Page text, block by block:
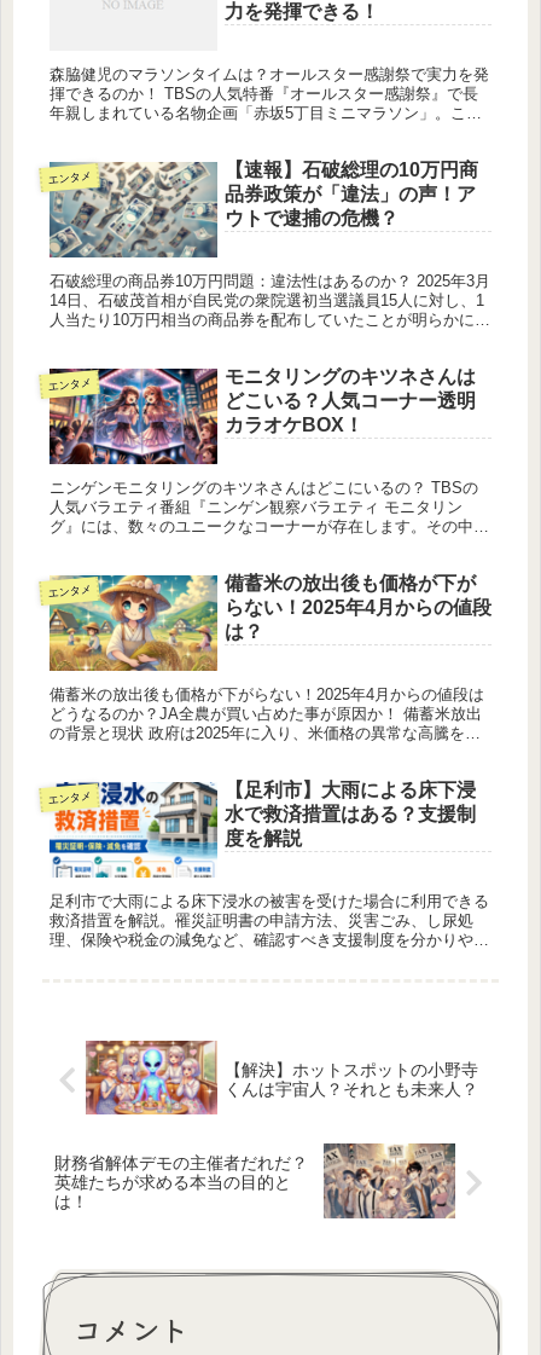
力を発揮できる！
森脇健児のマラソンタイムは？オールスター感謝祭で実力を発
揮できるのか！ TBSの人気特番『オールスター感謝祭』で長
年親しまれている名物企画「赤坂5丁目ミニマラソン」。この
エンタメ
【速報】石破総理の10万円商
品券政策が「違法」の声！ア
ウトで逮捕の危機？
石破総理の商品券10万円問題：違法性はあるのか？ 2025年3月
14日、石破茂首相が自民党の衆院選初当選議員15人に対し、1
人当たり10万円相当の商品券を配布していたことが明らかにな
エンタメ
モニタリングのキツネさんは
どこいる？人気コーナー透明
カラオケBOX！
ニンゲンモニタリングのキツネさんはどこにいるの？ TBSの
人気バラエティ番組『ニンゲン観察バラエティ モニタリン
グ』には、数々のユニークなコーナーが存在します。その中で
エンタメ
備蓄米の放出後も価格が下が
らない！2025年4月からの値段
は？
備蓄米の放出後も価格が下がらない！2025年4月からの値段は
どうなるのか？JA全農が買い占めた事が原因か！ 備蓄米放出
の背景と現状 政府は2025年に入り、米価格の異常な高騰を受
エンタメ
【足利市】大雨による床下浸
水で救済措置はある？支援制
度を解説
足利市で大雨による床下浸水の被害を受けた場合に利用できる
救済措置を解説。罹災証明書の申請方法、災害ごみ、し尿処
理、保険や税金の減免など、確認すべき支援制度を分かりやす
【解決】ホットスポットの小野寺
くんは宇宙人？それとも未来人？
財務省解体デモの主催者だれだ？
英雄たちが求める本当の目的と
は！
コメント